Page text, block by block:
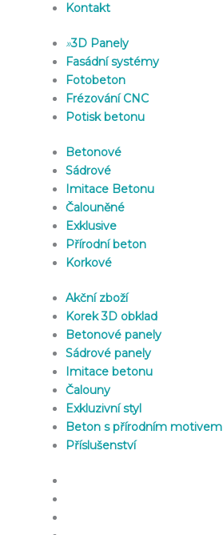
Kontakt
»3D Panely
Fasádní systémy
Fotobeton
Frézování CNC
Potisk betonu
Betonové
Sádrové
Imitace Betonu
Čalouněné
Exklusive
Přírodní beton
Korkové
Akční zboží
Korek 3D obklad
Betonové panely
Sádrové panely
Imitace betonu
Čalouny
Exkluzivní styl
Beton s přírodním motivem
Příslušenství